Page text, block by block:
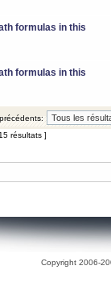
formulas in this
formulas in this
résultats ]
Copyright 2006-